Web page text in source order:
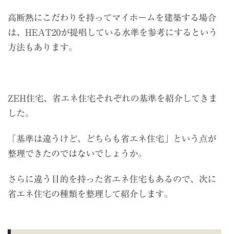
高断熱にこだわりを持ってマイホームを建築する場合
は、HEAT20が提唱している水準を参考にするという
方法もあります。
ZEH住宅、省エネ住宅それぞれの基準を紹介してきま
した。
「基準は違うけど、どちらも省エネ住宅」という点が
整理できたのではないでしょうか。
さらに違う目的を持った省エネ住宅もあるので、次に
省エネ住宅の種類を整理して紹介します。